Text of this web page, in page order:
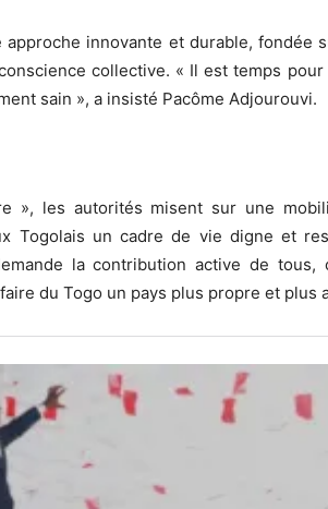
innovante et durable, fondée
collective. « Il est temps pour
sain », a insisté Pacôme Adjourouvi.
», les autorités misent sur une
Togolais un cadre de vie digne et
la contribution active de tous,
du Togo un pays plus propre et plus